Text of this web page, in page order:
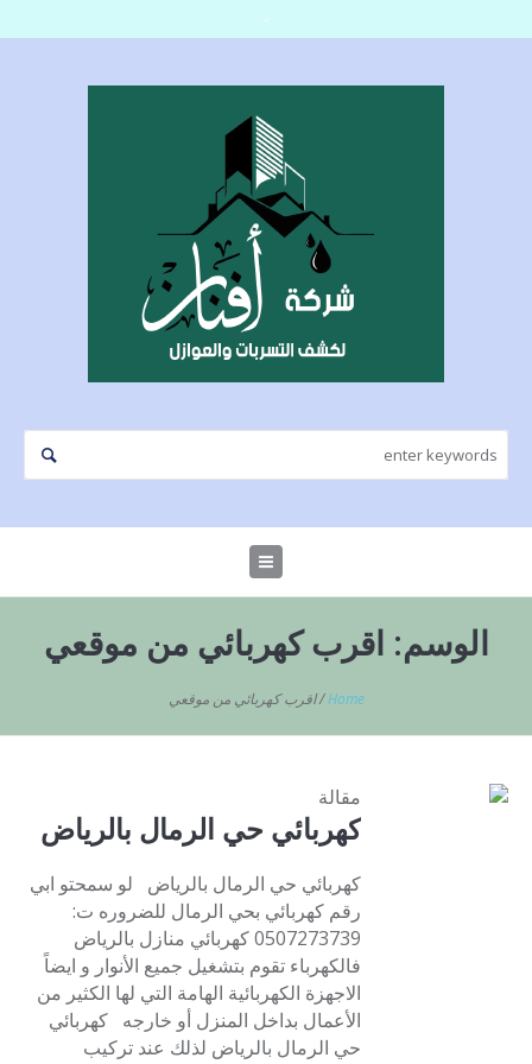
الوسم: اقرب كهربائي من موقعي
Home
/اقرب كهربائي من موقعي
مقالة
كهربائي حي الرمال بالرياض
كهربائي حي الرمال بالرياض لو سمحتو ابي
رقم كهربائي بحي الرمال للضروره ت:
0507273739 كهربائي منازل بالرياض
فالكهرباء تقوم بتشغيل جميع الأنوار و ايضاً
الاجهزة الكهربائية الهامة التي لها الكثير من
الأعمال بداخل المنزل أو خارجه كهربائي
حي الرمال بالرياض لذلك عند تركيب